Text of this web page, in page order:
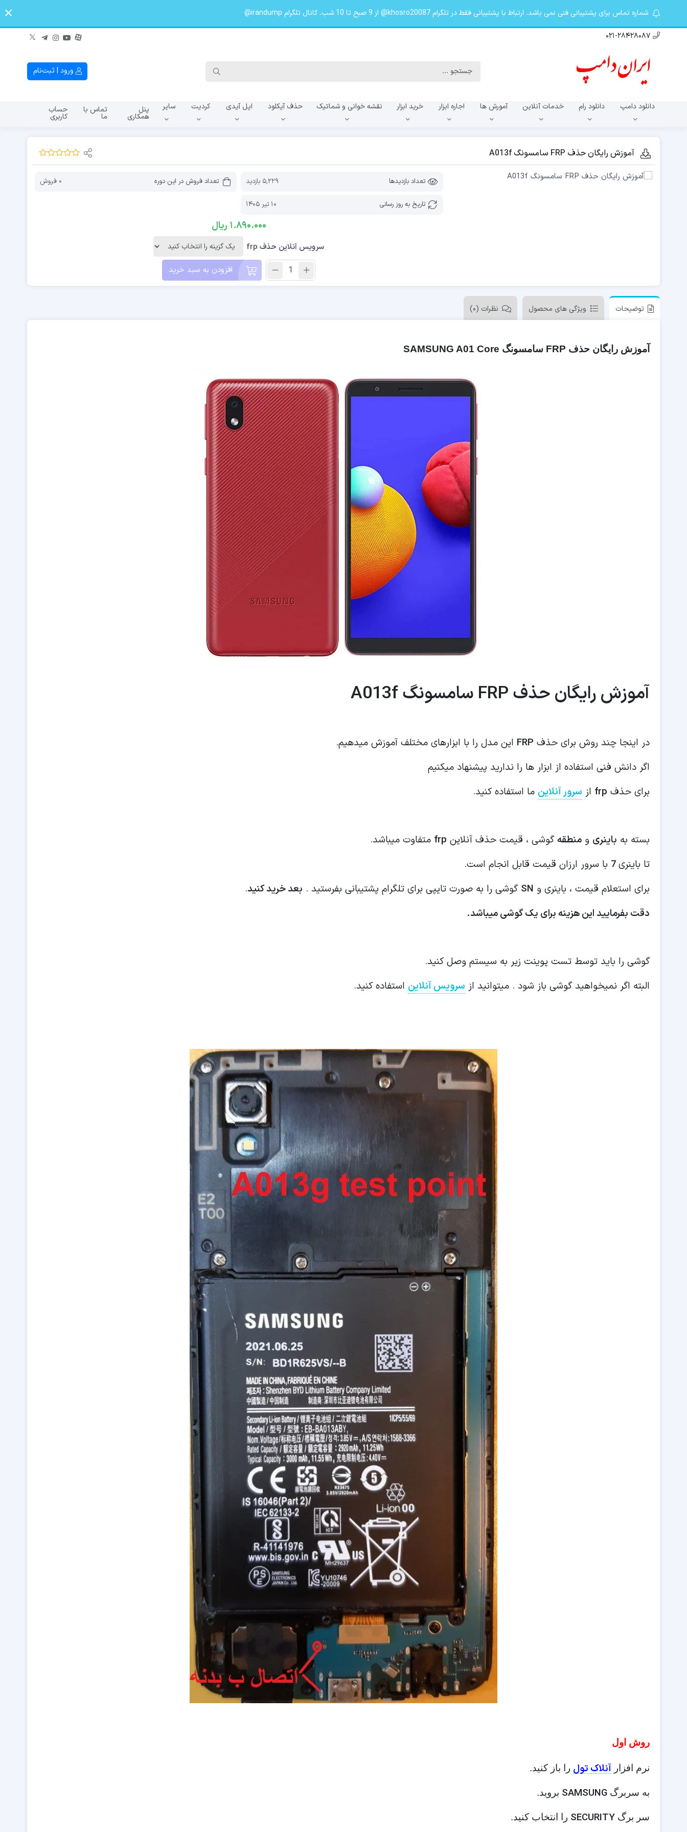
شماره تماس برای پشتیبانی فنی نمی باشد. ارتباط با پشتیبانی فقط در تلگرام khosro20087@ از 9 صبح تا 10 شب. کانال تلگرام irandump@
021-28428087
ورود | ثبت‌نام
دانلود دامپ دانلود رام خدمات آنلاین آمورش ها اجاره ابزار خرید ابزار نقشه خوانی و شماتیک حذف آیکلود اپل آیدی کردیت سایر پنل
همکاری
تماس با
ما
حساب
کاربری
آموزش رایگان حذف FRP سامسونگ A013f
تعداد بازدیدها 5,229 بازدید تعداد فروش در این دوره 0 فروش
تاریخ به روز رسانی 10 تیر 1405
1.890.000 ریال
سرویس آنلاین حذف frp
افزودن به سبد خرید
توضیحات ویژگی های محصول نظرات (0)
آموزش رایگان حذف FRP سامسونگ SAMSUNG A01 Core
آموزش رایگان حذف FRP سامسونگ A013f
در اینجا چند روش برای حذف FRP این مدل را با ابزارهای مختلف آموزش میدهیم.
اگر دانش فنی استفاده از ابزار ها را ندارید پیشنهاد میکنیم
برای حذف frp از سرور آنلاین ما استفاده کنید.
بسته به باینری ومنطقهگوشی ، قیمت حذف آنلاین frp متفاوت میباشد.
تا باینری
با سرور ارزان قیمت قابل انجام است.
برای استعلام قیمت ، باینری و SN گوشی را به صورت تایپی برای تلگرام پشتیبانی بفرستید . بعد خرید کنید.
دقت بفرمایید این هزینه برای یک گوشی میباشد.
گوشی را باید توسط تست پوینت زیر به سیستم وصل کنید.
البته اگر نمیخواهید گوشی باز شود . میتوانید از سرویس آنلاین استفاده کنید.
روش اول
نرم افزارآنلاک تول را باز کنید.
به سربرگSAMSUNG بروید.
سر برگSECURITY را انتخاب کنید.